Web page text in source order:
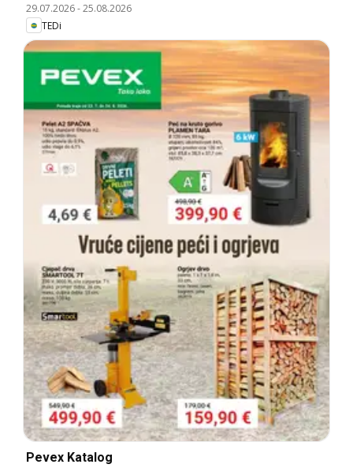
29.07.2026-25.08.2026
TEDi
Pevex Katalog